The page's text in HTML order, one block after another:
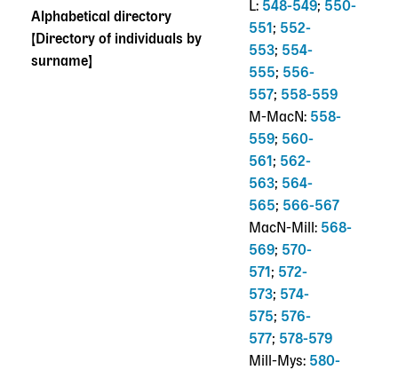
Alphabetical directory
[Directory of individuals by
surname]
L: 548-549; 550-
551 ; 552-
553; 554-
555; 556-
557; 558-559
M-MacN: 558-
559; 560-
561 ; 562-
563; 564-
565; 566-567
MacN-Mill: 568-
569; 570-
571 ; 572-
573; 574-
575; 576-
577; 578-579
Mill-Mys: 580-